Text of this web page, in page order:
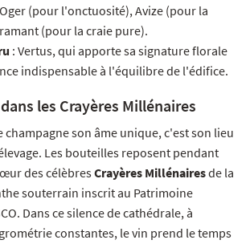
(pour l'onctuosité), Avize (pour la
(pour la craie pure).
: Vertus, qui apporte sa signature florale
indispensable à l'équilibre de l'édifice.
les Crayères Millénaires
champagne son âme unique, c'est son lieu
Les bouteilles reposent pendant
des célèbresCrayères Millénairesde la
souterrain inscrit au Patrimoine
Dans ce silence de cathédrale, à
constantes, le vin prend le temps